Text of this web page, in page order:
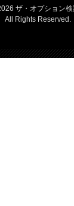
ザ・オプション
All Rights Reserved.